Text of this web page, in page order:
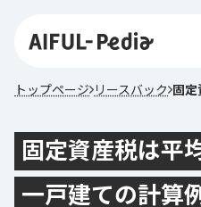
トップページ リースバック
固定資産税は平
一戸建ての計算